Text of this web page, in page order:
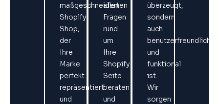
maßgeschneiderten
Shopify
Shop,
der
Ihre
Marke
perfekt
repräsentiert
und
allen
Fragen
rund
um
Ihre
Shopify
Seite
beraten
und
überzeugt,
sondern
auch
benutzerfreundlich
und
funktional
ist.
Wir
sorgen